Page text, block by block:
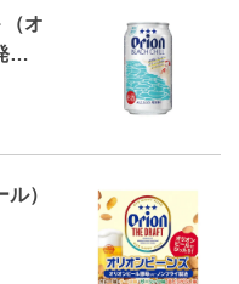
オ
…
）